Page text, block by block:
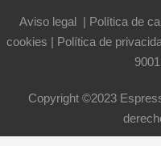
Aviso legal | Política de
cookies | Política de
9001
Copyright ©2023